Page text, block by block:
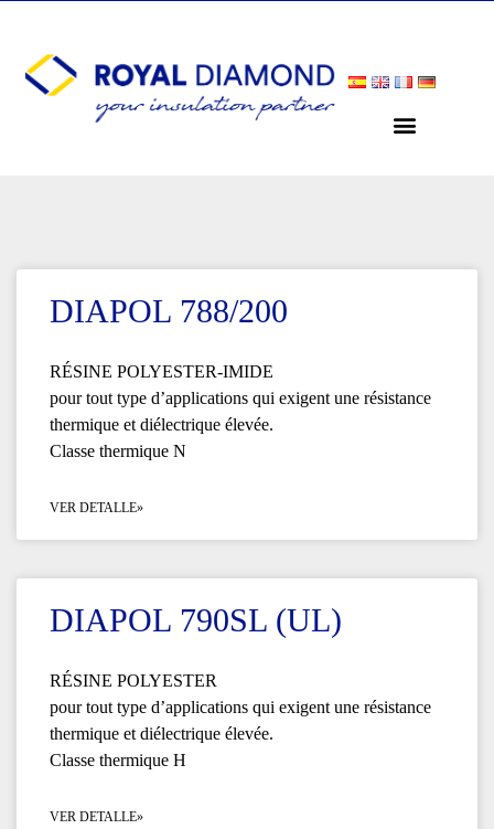
DIAPOL 788/200
RÉSINE POLYESTER-IMIDE
pour tout type d’applications qui exigent une résistance
thermique et diélectrique élevée.
Classe thermique N
VER DETALLE»
DIAPOL 790SL (UL)
RÉSINE POLYESTER
pour tout type d’applications qui exigent une résistance
thermique et diélectrique élevée.
Classe thermique H
VER DETALLE»